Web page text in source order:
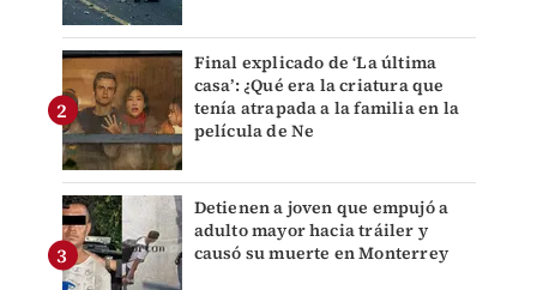
Final explicado de ‘La última
casa’: ¿Qué era la criatura que
tenía atrapada a la familia en la
película de Ne
Detienen a joven que empujó a
adulto mayor hacia tráiler y
causó su muerte en Monterrey